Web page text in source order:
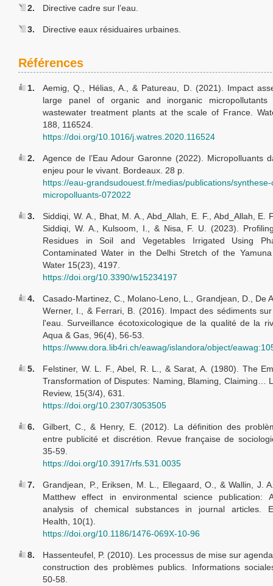
2. Directive cadre sur l’eau.
3. Directive eaux résiduaires urbaines.
Références
1.
Aemig, Q., Hélias, A., & Patureau, D. (2021). Impact
large panel of organic and inorganic micropollutants
wastewater treatment plants at the scale of France.
188, 116524.
https://doi.org/10.1016/j.watres.2020.116524
2.
Agence de l’Eau Adour Garonne (2022). Micropolluants
enjeu pour le vivant. Bordeaux. 28 p.
https://eau-grandsudouest.fr/medias/publications/
micropolluants-072022
3.
Siddiqi, W. A., Bhat, M. A., Abd_Allah, E. F., Abd_Allah, E.
Siddiqi, W. A., Kulsoom, I., & Nisa, F. U. (2023).
Residues in Soil and Vegetables Irrigated Using
Contaminated Water in the Delhi Stretch of the
Water 15(23), 4197.
https://doi.org/10.3390/w15234197
4.
Casado-Martinez, C., Molano-Leno, L., Grandjean, D., De
Werner, I., & Ferrari, B. (2016). Impact des sédiments
l'eau. Surveillance écotoxicologique de la qualité de la
Aqua & Gas, 96(4), 56-53.
https://www.dora.lib4ri.ch/eawag/islandora/object/
5.
Felstiner, W. L. F., Abel, R. L., & Sarat, A. (1980). The
Transformation of Disputes: Naming, Blaming, Claiming…
Review, 15(3/4), 631.
https://doi.org/10.2307/3053505
6.
Gilbert, C., & Henry, E. (2012). La définition des
entre publicité et discrétion. Revue française de
35-59.
https://doi.org/10.3917/rfs.531.0035
7.
Grandjean, P., Eriksen, M. L., Ellegaard, O., & Wallin, J.
Matthew effect in environmental science publication:
analysis of chemical substances in journal articles.
Health, 10(1).
https://doi.org/10.1186/1476-069X-10-96
8.
Hassenteufel, P. (2010). Les processus de mise sur
construction des problèmes publics. Informations
50-58.